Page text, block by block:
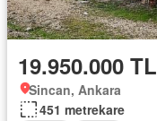
19.950.000 TL
Sincan, Ankara
451 metrekare